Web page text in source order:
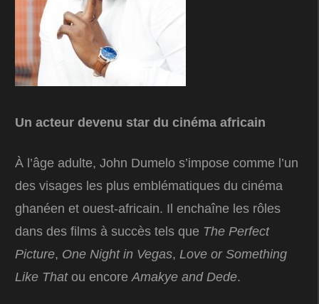
Un acteur devenu star du cinéma africain
À l’âge adulte, John Dumelo s’impose comme l’un
des visages les plus emblématiques du cinéma
ghanéen et ouest-africain. Il enchaîne les rôles
dans des films à succès tels que The Perfect
Picture, One Night in Vegas, Love or Something
Like Thatou encore Amakye and Dede.